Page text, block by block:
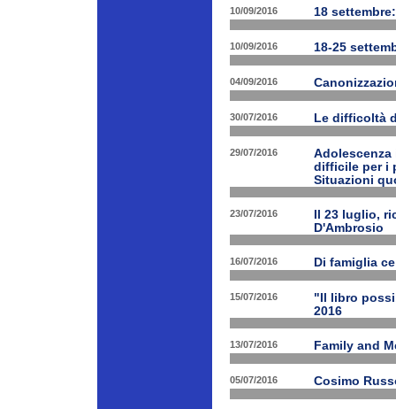
10/09/2016 18
10/09/2016 18-25
04/09/2016
30/07/2016 Le difficoltà
29/07/2016
difficile per i
Situazioni
23/07/2016
Il 23 luglio,
D'Ambrosio
16/07/2016 Di famiglia
15/07/2016
"Il libro
2016
13/07/2016 Family and
05/07/2016 Cosimo